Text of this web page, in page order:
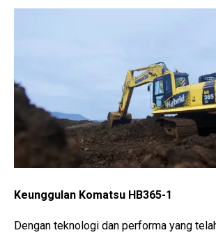
Keunggulan Komatsu HB365-1
Dengan teknologi dan performa yang